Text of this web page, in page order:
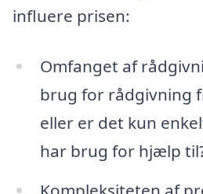
influere prisen:
Omfanget af
brug for rådgivning
eller er det kun
har brug for hjælp